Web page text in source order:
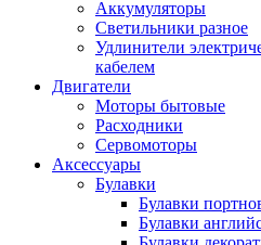
Аккумуляторы
Светильники разное
Удлинители
кабелем
Двигатели
Моторы бытовые
Расходники
Сервомоторы
Аксессуары
Булавки
Булавки
Булавки